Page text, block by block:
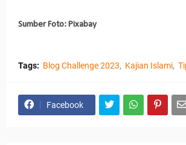
Sumber Foto: Pixabay
Tags: Blog Challenge 2023 Kajian Islami
Facebook